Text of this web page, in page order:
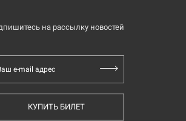
на рассылку новостей
e-mail адрес
КУПИТЬ БИЛЕТ